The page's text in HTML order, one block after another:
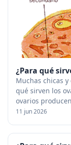
¿Para qué
Muchas chicas
qué sirven los
ovarios
cambia (ovocito,
11 jun 2026